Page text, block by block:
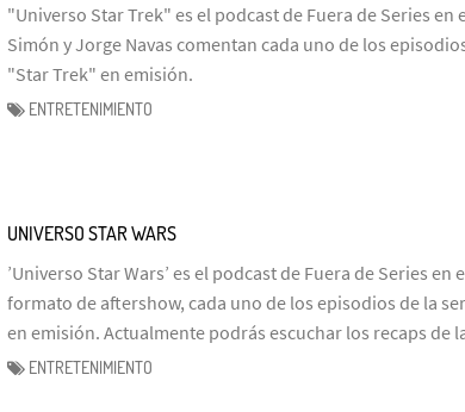
"Universo Star Trek" es el podcast de Fuera de Series en
Simón y Jorge Navas comentan cada uno de los
"Star Trek" en emisión.
ENTRETENIMIENTO
UNIVERSO STAR WARS
’Universo Star Wars’ es el podcast de Fuera de Series en
formato de aftershow, cada uno de los episodios de la
en emisión. Actualmente podrás escuchar los recaps de
ENTRETENIMIENTO